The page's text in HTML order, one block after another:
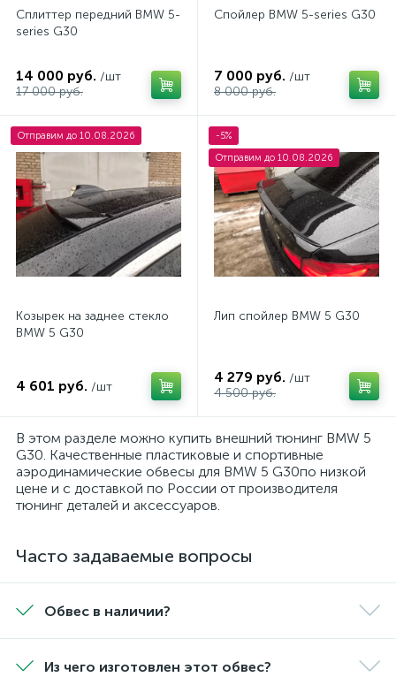
Сплиттер передний BMW 5-
series G30
14 000 руб. /шт
17 000 руб.
Спойлер BMW 5-series G30
7 000 руб. /шт
8 000 руб.
Отправим до 10.08.2026
Козырек на заднее стекло
BMW 5 G30
4 601 руб. /шт
-5%
Отправим до 10.08.2026
Лип спойлер BMW 5 G30
4 279 руб. /шт
4 500 руб.
В этом разделе можно купить внешний тюнинг BMW 5
G30. Качественные пластиковые и спортивные
аэродинамические обвесы для BMW 5 G30по низкой
цене и с доставкой по России от производителя
тюнинг деталей и аксессуаров.
Часто задаваемые вопросы
Обвес в наличии?
Из чего изготовлен этот обвес?